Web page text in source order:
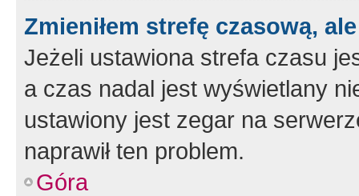
Zmieniłem strefę czasową,
Jeżeli ustawiona strefa czasu
a czas nadal jest wyświetlany
ustawiony jest zegar na
naprawił ten problem.
Góra